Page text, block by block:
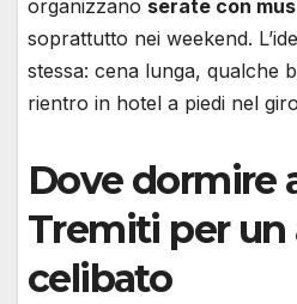
organizzano serate con
soprattutto nei weekend.
stessa: cena lunga, qualche
rientro in hotel a piedi nel
Dove dormire
Tremiti per un
celibato